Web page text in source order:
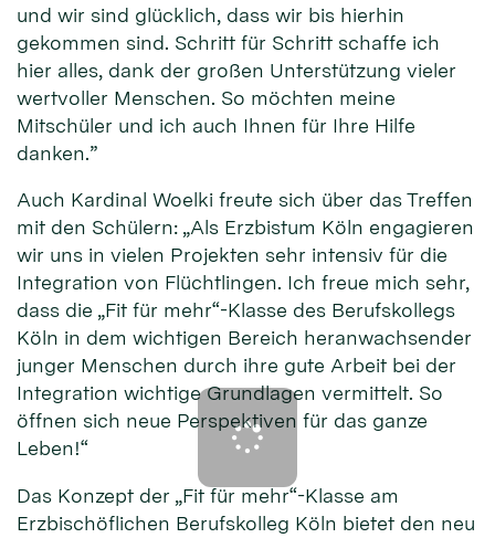
und wir sind glücklich, dass wir bis hierhin
gekommen sind. Schritt für Schritt schaffe ich
hier alles, dank der großen Unterstützung vieler
wertvoller Menschen. So möchten meine
Mitschüler und ich auch Ihnen für Ihre Hilfe
danken.”
Auch Kardinal Woelki freute sich über das Treffen
mit den Schülern: „Als Erzbistum Köln engagieren
wir uns in vielen Projekten sehr intensiv für die
Integration von Flüchtlingen. Ich freue mich sehr,
dass die „Fit für mehr“-Klasse des Berufskollegs
Köln in dem wichtigen Bereich heranwachsender
junger Menschen durch ihre gute Arbeit bei der
Integration wichtige Grundlagen vermittelt. So
öffnen sich neue Perspektiven für das ganze
Leben!“
Das Konzept der „Fit für mehr“-Klasse am
Erzbischöflichen Berufskolleg Köln bietet den neu